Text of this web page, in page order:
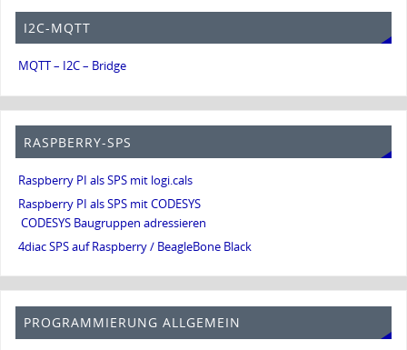
I2C-MQTT
MQTT – I2C – Bridge
RASPBERRY-SPS
Raspberry PI als SPS mit logi.cals
Raspberry PI als SPS mit CODESYS
CODESYS Baugruppen adressieren
4diac SPS auf Raspberry / BeagleBone Black
PROGRAMMIERUNG ALLGEMEIN